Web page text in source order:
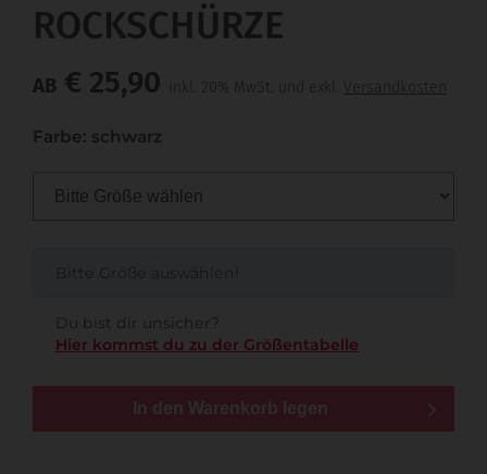
ROCKSCHÜRZE
AB € 25,90 inkl. 20% MwSt. und exkl. Versandkosten
Farbe: schwarz
Bitte Größe auswählen!
Du bist dir unsicher?
Hier kommst du zu der Größentabelle
In den Warenkorb legen